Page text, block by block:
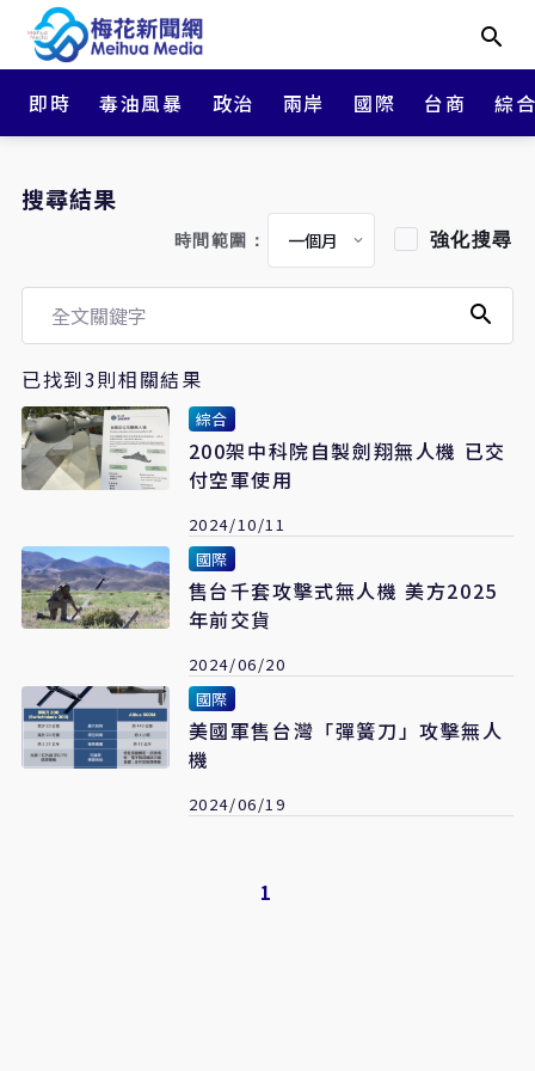
即時 毒油風暴 政治 兩岸 國際 台商 綜
搜尋結果
時間範圍： 強化搜尋
已找到3則相關結果
綜合
200架中科院自製劍翔無人機 已交
付空軍使用
2024/10/11
國際
售台千套攻擊式無人機 美方2025
年前交貨
2024/06/20
國際
美國軍售台灣「彈簧刀」攻擊無人
機
2024/06/19
1